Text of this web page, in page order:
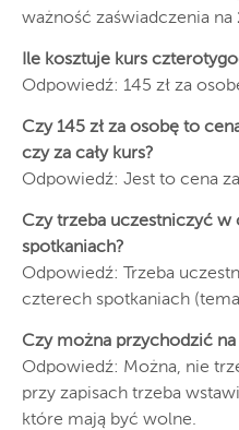
ważność zaświadczenia na
Ile kosztuje kurs
Odpowiedź: 145 zł za
Czy 145 zł za osobę to
czy za cały kurs?
Odpowiedź: Jest to cena za
Czy trzeba uczestniczyć
spotkaniach?
Odpowiedź: Trzeba
czterech spotkaniach
Czy można przychodzić na
Odpowiedź: Można, nie
przy zapisach trzeba
które mają być wolne.